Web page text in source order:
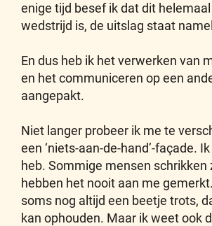
enige tijd besef ik dat dit
wedstrijd is, de uitslag staat
En dus heb ik het verwerken van
en het communiceren op een
aangepakt.
Niet langer probeer ik me te
een ‘niets-aan-de-hand’-façade.
heb. Sommige mensen schrikken
hebben het nooit aan me
soms nog altijd een beetje trots,
kan ophouden. Maar ik weet ook